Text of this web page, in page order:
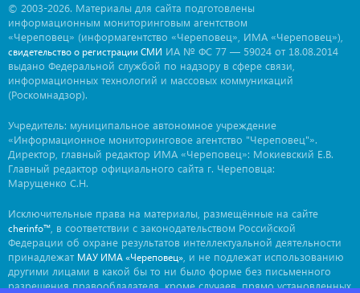
© 2003-2026. Материалы для сайта подготовлены
информационным мониторинговым агентством
«Череповец» (информагентство «Череповец», ИМА «Череповец»),
свидетельство о регистрации СМИ ИА № ФС 77 — 59024 от 18.08.2014
выдано Федеральной службой по надзору в сфере связи,
информационных технологий и массовых коммуникаций
(Роскомнадзор).
Учредитель: муниципальное автономное учреждение
«Информационное мониторинговое агентство "Череповец"».
Директор, главный редактор ИМА «Череповец»: Мокиевский Е.В.
Главный редактор официального сайта г. Череповца:
Марущенко С.Н.
Исключительные права на материалы, размещённые на сайте
cherinfo™ , в соответствии с законодательством Российской
Федерации об охране результатов интеллектуальной деятельности
принадлежат МАУ ИМА «Череповец» , и не подлежат использованию
другими лицами в какой бы то ни было форме без письменного
разрешения правообладателя, кроме случаев, прямо установленных